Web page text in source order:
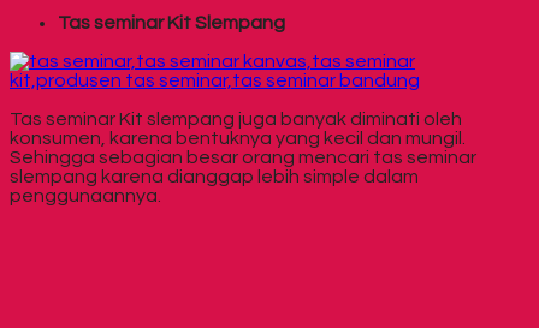
Tas seminar Kit Slempang
Tas seminar Kit slempang juga banyak diminati oleh
konsumen, karena bentuknya yang kecil dan mungil.
Sehingga sebagian besar orang mencari tas seminar
slempang karena dianggap lebih simple dalam
penggunaannya.